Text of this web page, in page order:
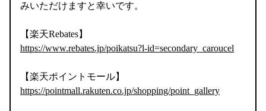
みいただけますと幸いです。
【楽天Rebates】
https://www.rebates.jp/poikatsu?l-id=secondary_caroucel
【楽天ポイントモール】
https://pointmall.rakuten.co.jp/shopping/point_gallery